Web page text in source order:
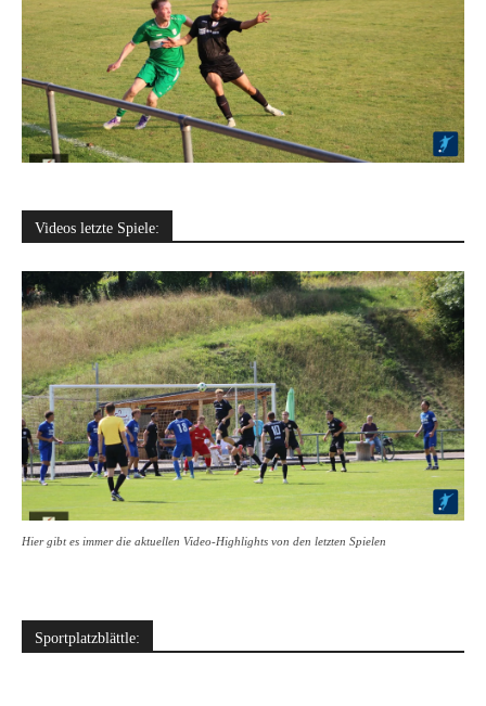
Videos letzte Spiele:
Hier gibt es immer die aktuellen Video-Highlights von den letzten Spielen
Sportplatzblättle: